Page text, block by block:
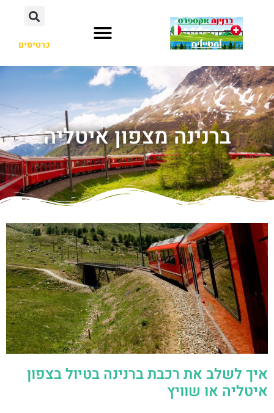
כרטיסים
ברנינה מצפון איטליה
איך לשלב את רכבת ברנינה בטיול בצפון
איטליה או שוויץ